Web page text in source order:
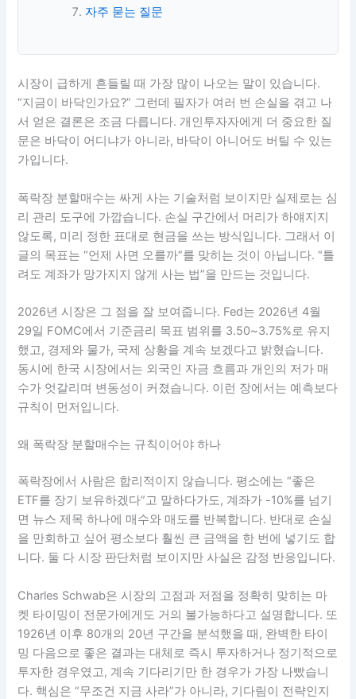
자주 묻는 질문
시장이 급하게 흔들릴 때 가장 많이 나오는 말이 있습니다.
“지금이 바닥인가요?” 그런데 필자가 여러 번 손실을 겪고 나
서 얻은 결론은 조금 다릅니다. 개인투자자에게 더 중요한 질
문은 바닥이 어디냐가 아니라, 바닥이 아니어도 버틸 수 있는
가입니다.
폭락장 분할매수는 싸게 사는 기술처럼 보이지만 실제로는 심
리 관리 도구에 가깝습니다. 손실 구간에서 머리가 하얘지지
않도록, 미리 정한 표대로 현금을 쓰는 방식입니다. 그래서 이
글의 목표는 “언제 사면 오를까”를 맞히는 것이 아닙니다. “틀
려도 계좌가 망가지지 않게 사는 법”을 만드는 것입니다.
2026년 시장은 그 점을 잘 보여줍니다. Fed는 2026년 4월
29일 FOMC에서 기준금리 목표 범위를 3.50~3.75%로 유지
했고, 경제와 물가, 국제 상황을 계속 보겠다고 밝혔습니다.
동시에 한국 시장에서는 외국인 자금 흐름과 개인의 저가 매
수가 엇갈리며 변동성이 커졌습니다. 이런 장에서는 예측보다
규칙이 먼저입니다.
왜 폭락장 분할매수는 규칙이어야 하나
폭락장에서 사람은 합리적이지 않습니다. 평소에는 “좋은
ETF를 장기 보유하겠다”고 말하다가도, 계좌가 -10%를 넘기
면 뉴스 제목 하나에 매수와 매도를 반복합니다. 반대로 손실
을 만회하고 싶어 평소보다 훨씬 큰 금액을 한 번에 넣기도 합
니다. 둘 다 시장 판단처럼 보이지만 사실은 감정 반응입니다.
Charles Schwab은 시장의 고점과 저점을 정확히 맞히는 마
켓 타이밍이 전문가에게도 거의 불가능하다고 설명합니다. 또
1926년 이후 80개의 20년 구간을 분석했을 때, 완벽한 타이
밍 다음으로 좋은 결과는 대체로 즉시 투자하거나 정기적으로
투자한 경우였고, 계속 기다리기만 한 경우가 가장 나빴습니
다. 핵심은 “무조건 지금 사라”가 아니라, 기다림이 전략인지